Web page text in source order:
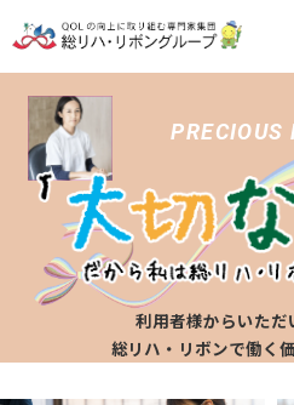
PRECIOUS
利用者様からいただ
総リハ・リボンで働く